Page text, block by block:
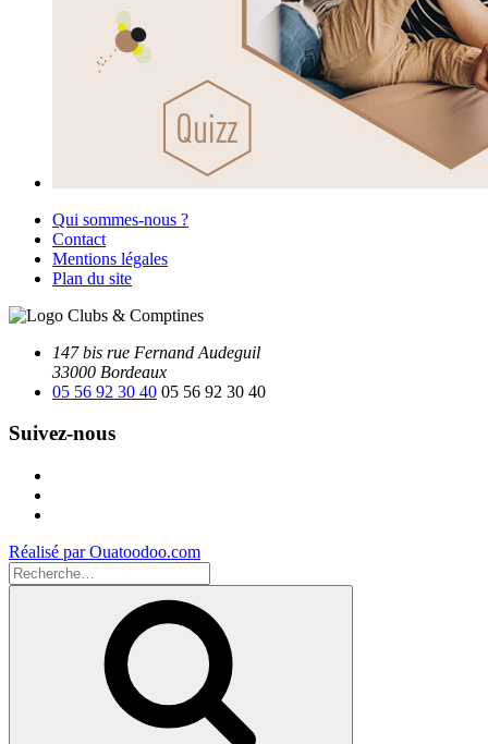
Qui sommes-nous ?
Contact
Mentions légales
Plan du site
147 bis rue Fernand Audeguil
33000 Bordeaux
05 56 92 30 40 05 56 92 30 40
Suivez-nous
Réalisé par Ouatoodoo.com
Recherche
pour